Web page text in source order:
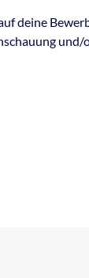
deine